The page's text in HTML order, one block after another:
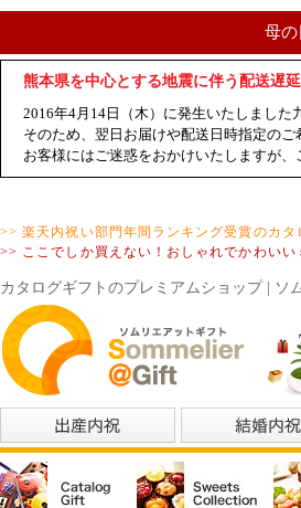
母の
熊本県を中心とする地震に伴う配送遅
2016年4月14日（木）に発生いたしまし
そのため、翌日お届けや配送日時指定の
お客様にはご迷惑をおかけいたしますが
>> 楽天内祝い部門年間ランキング受賞のカタ
>> ここでしか買えない！おしゃれでかわいい
カタログギフトのプレミアムショップ | ソ